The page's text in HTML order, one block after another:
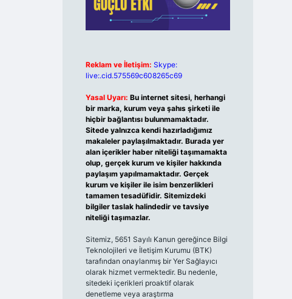
Reklam ve İletişim: Skype:
live:.cid.575569c608265c69
Yasal Uyarı: Bu internet sitesi, herhangi
bir marka, kurum veya şahıs şirketi ile
hiçbir bağlantısı bulunmamaktadır.
Sitede yalnızca kendi hazırladığımız
makaleler paylaşılmaktadır. Burada yer
alan içerikler haber niteliği taşımamakta
olup, gerçek kurum ve kişiler hakkında
paylaşım yapılmamaktadır. Gerçek
kurum ve kişiler ile isim benzerlikleri
tamamen tesadüfidir. Sitemizdeki
bilgiler taslak halindedir ve tavsiye
niteliği taşımazlar.
Sitemiz, 5651 Sayılı Kanun gereğince Bilgi
Teknolojileri ve İletişim Kurumu (BTK)
tarafından onaylanmış bir Yer Sağlayıcı
olarak hizmet vermektedir. Bu nedenle,
sitedeki içerikleri proaktif olarak
denetleme veya araştırma